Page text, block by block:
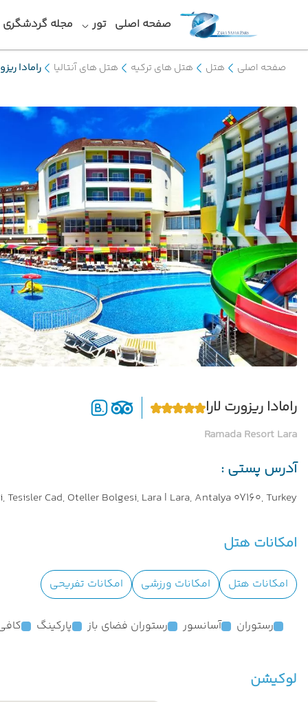
صفحه اصلی تور مجله گردشگری
صفحه اصلی هتل هتل های ترکیه هتل های آنتالیا رامادا
رامادا ریزورت لارا
Ramada Resort Lara
آدرس پستی :
Tesisler Cad, Oteller Bolgesi, Lara | Lara, Antalya 07160, Turkey
امکانات هتل
امکانات هتل امکانات ورزشی امکانات تفریحی
رستوران آسانسور رستوران فضای باز پارکینگ
لوکیشن